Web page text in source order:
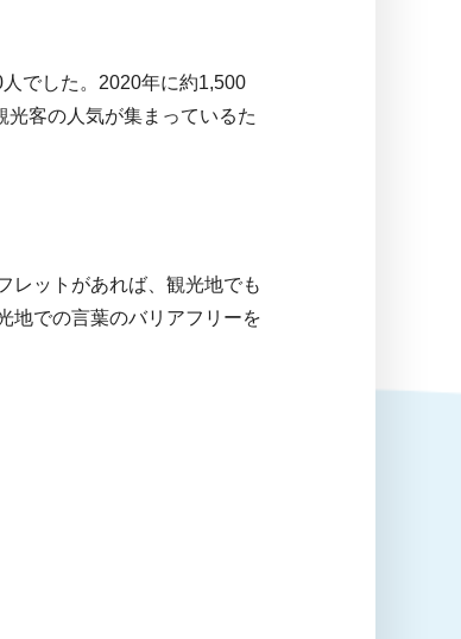
でした。2020年に約1,500
客の人気が集まっているた
レットがあれば、観光地でも
地での言葉のバリアフリーを